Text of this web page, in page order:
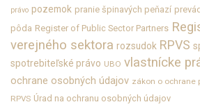
právo pozemok pranie špinavých peňazí
pôda Register of Public Sector Partners
verejného sektora rozsudok RPVS
spotrebiteľské právo UBO vlastnícke
ochrane osobných údajov zákon o ochrane
RPVS Úrad na ochranu osobných údajov